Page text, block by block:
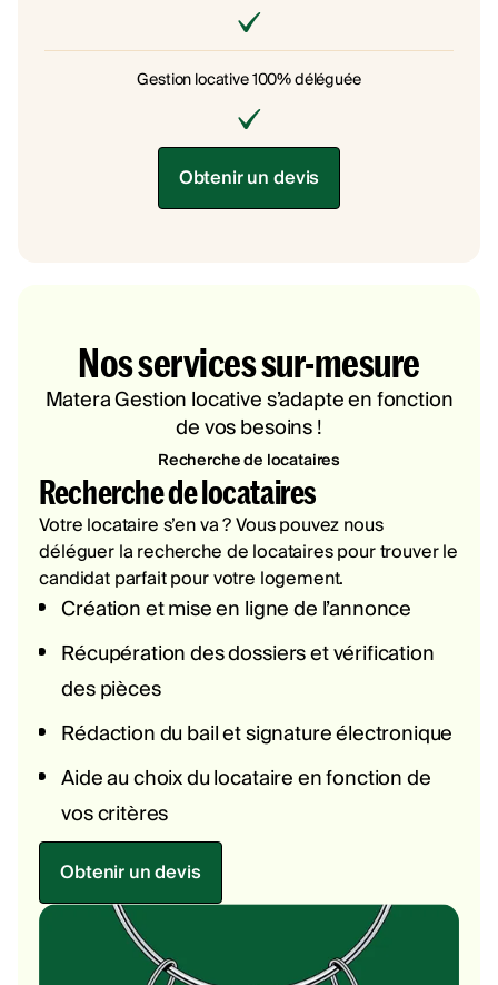
Gestion locative 100% déléguée
Obtenir un devis
Nos services sur-mesure
Matera Gestion locative s’adapte en fonction
de vos besoins !
Recherche de locataires
Recherche de locataires
Votre locataire s’en va ? Vous pouvez nous
déléguer la recherche de locataires pour trouver le
candidat parfait pour votre logement.
Création et mise en ligne de l’annonce
Récupération des dossiers et vérification
des pièces
Rédaction du bail et signature électronique
Aide au choix du locataire en fonction de
vos critères
Obtenir un devis